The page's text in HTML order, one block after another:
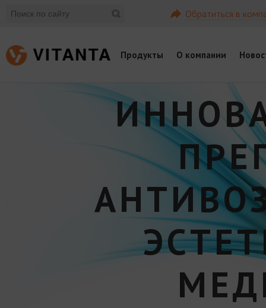
Обратиться в
Продукты О компании